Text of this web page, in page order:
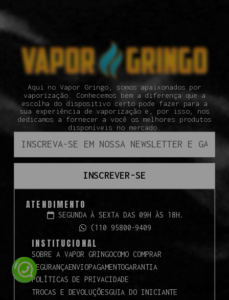
Aqui no Vapor Gringo, somos apaixonados por
vaporização. Conhecemos bem a diferença que a
escolha do dispositivo certo pode fazer para a
sua experiência de vaporização e, por isso, nos
dedicamos a fornecer a você os melhores produtos
disponíveis no mercado.
INSCREVER-SE
ATENDIMENTO
SEGUNDA À SEXTA DAS 09H ÀS 18H.
(110 95800-9409
INSTITUCIONAL
SOBRE A VAPOR GRINGOCOMO COMPRAR
SEGURANÇAENVIOPAGAMENTOGARANTIA
POLÍTICAS DE PRIVACIDADE
TROCAS E DEVOLUÇÕESGUIA DO INICIANTE